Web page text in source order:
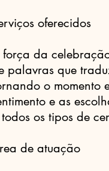
oferecidos
da
palavras que
o momento
e as
os tipos de
de atuação